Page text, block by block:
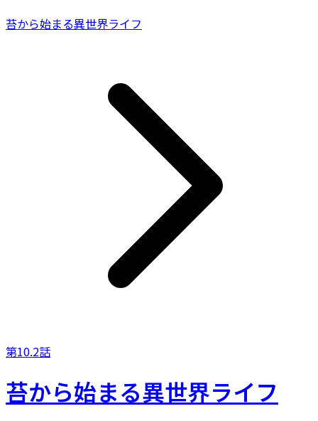
苔から始まる異世界ライフ
第10.2話
苔から始まる異世界ライフ